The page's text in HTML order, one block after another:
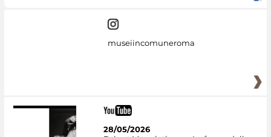
museiincomuneroma
28/05/2026